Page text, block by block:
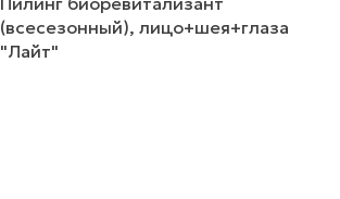
(всесезонный), лицо+шея+глаза
"Лайт"